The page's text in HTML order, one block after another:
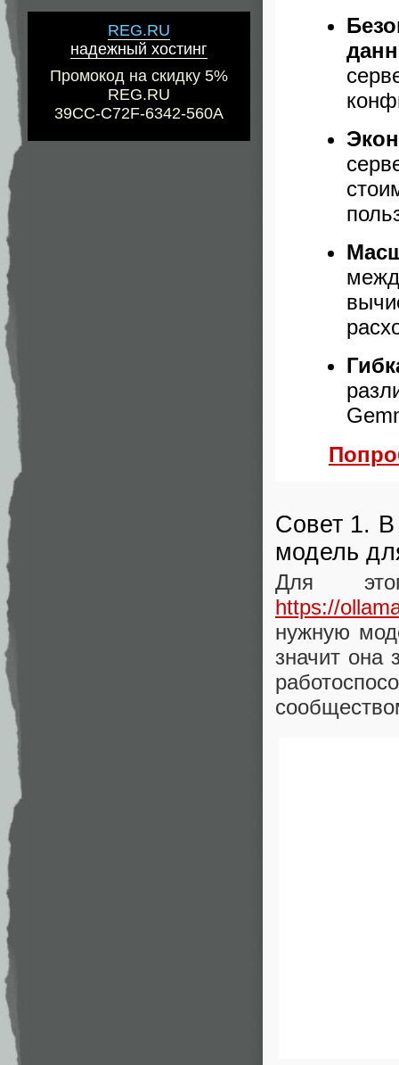
REG.RU
надежный хостинг
Промокод на скидку 5%
REG.RU
39CC-C72F-6342-560A
Совет 1.
модель
Для
https://
нужную
значит она